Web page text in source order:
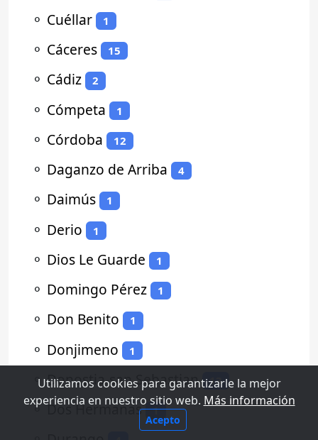
⚬ Cuéllar 1
⚬ Cáceres 15
⚬ Cádiz 2
⚬ Cómpeta 1
⚬ Córdoba 12
⚬ Daganzo de Arriba 4
⚬ Daimús 1
⚬ Derio 1
⚬ Dios Le Guarde 1
⚬ Domingo Pérez 1
⚬ Don Benito 1
⚬ Donjimeno 1
⚬Donostia-san Sebastian 13
⚬Dos Hermanas 1
Utilizamos cookies para garantizarle la mejor
experiencia en nuestro sitio web. Más información
Acepto